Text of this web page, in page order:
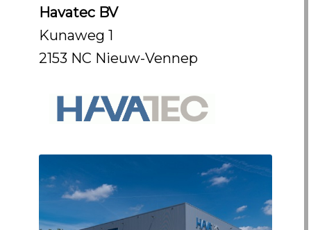
Havatec BV
Kunaweg 1
2153 NC Nieuw-Vennep